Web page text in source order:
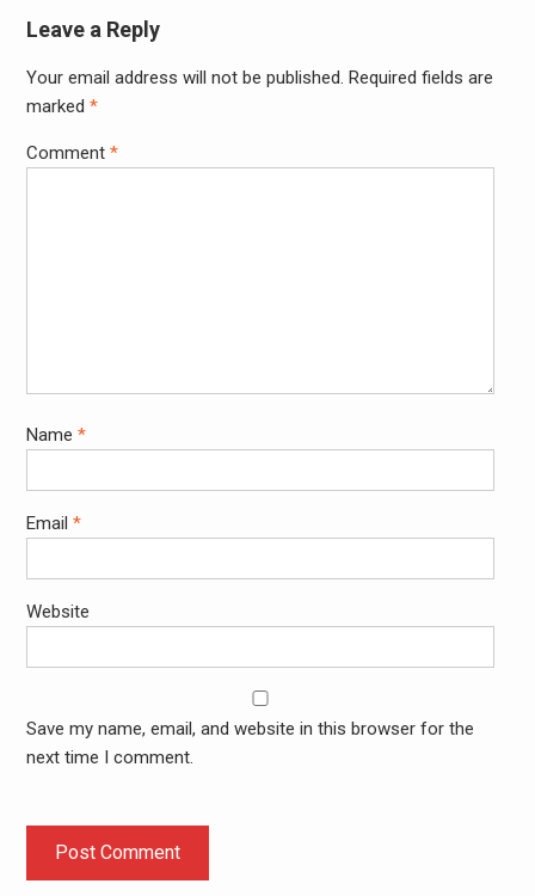
Leave a Reply
Your email address will not be published. Required fields are
marked *
Comment *
Name *
Email *
Website
Save my name, email, and website in this browser for the
next time I comment.